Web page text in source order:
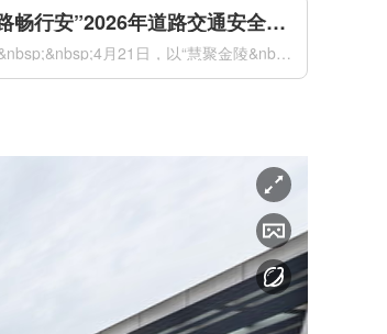
“慧聚金陵 路畅行安”2026年道路交通安全创新与合作大会在南京成功举办
&nbsp;&nbsp;&nbsp;&nbsp;4月21日，以“慧聚金陵&nbsp;路畅行安”为主题的2026年道路交通安全创新与合作大会（以下简称“大会”）在南京国际博览会议中心成功举办。本次大会由公安部道路交通安全研究中心、中国道路交通安全协会共同主办，来自国内外道路交通安全领域的1500名代表...